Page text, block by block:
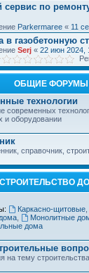
по
Parkermaree « 11
в газобетонную
Serj « 22 июн 2024,
ОБЩИЕ ФОРУМЫ
технологии
современных
и оборудовании
справочник,
СТРОИТЕЛЬСТВО
Каркасно-щитовые,
Монолитные
дома
на тему